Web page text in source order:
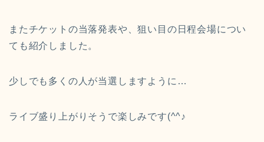
またチケットの当落発表や、狙い目の日程会場につい
ても紹介しました。
少しでも多くの人が当選しますように…
ライブ盛り上がりそうで楽しみです(^^♪